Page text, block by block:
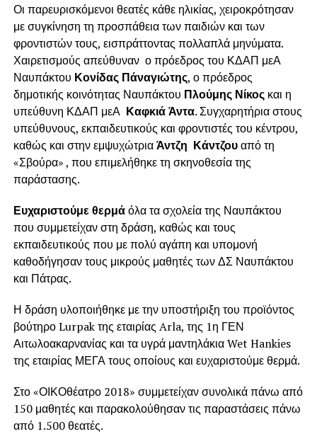
Οι παρευρισκόμενοι θεατές κάθε ηλικίας, χειροκρότησαν
με συγκίνηση τη προσπάθεια των παιδιών και των
φροντιστών τους, εισπράττοντας πολλαπλά μηνύματα.
Χαιρετισμούς απεύθυναν ο πρόεδρος του ΚΔΑΠ μεΑ
Ναυπάκτου Κονίδας Πάναγιώτης, ο πρόεδρος
δημοτικής κοινότητας Ναυπάκτου Πλούμης Νίκοςκαι η
υπεύθυνη ΚΔΑΠ μεΑ Καφκιά Άντα. Συγχαρητήρια στους
υπεύθυνους, εκπαιδευτικούς και φροντιστές του κέντρου,
καθώς και στην εμψυχώτριαΆντζη Κάντζουαπό τη
«Σβούρα» , που επιμελήθηκε τη σκηνοθεσία της
παράστασης.
Ευχαριστούμε θερμάόλα τα σχολεία της Ναυπάκτου
που συμμετείχαν στη δράση, καθώς και τους
εκπαιδευτικούς που με πολύ αγάπη και υπομονή
καθοδήγησαν τους μικρούς μαθητές των ΔΣ Ναυπάκτου
και Πάτρας.
Η δράση υλοποιήθηκε με την υποστήριξη του προϊόντος
βούτηρο Lurpak της εταιρίας Arla, της 1η ΓΕΝ
Αιτωλοακαρνανίας και τα υγρά μαντηλάκια Wet Hankies
της εταιρίας ΜΕΓΑ τους οποίους και ευχαριστούμε θερμά.
Στο «ΟΙΚΟθέατρο 2018» συμμετείχαν συνολικά πάνω από
150 μαθητές και παρακολούθησαν τις παραστάσεις πάνω
από 1.500 θεατές.